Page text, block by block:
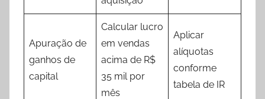
Apuração de
ganhos de
capital
Calcular lucro
em vendas
acima de R$
35 mil por
mês
Aplicar
alíquotas
conforme
tabela de IR